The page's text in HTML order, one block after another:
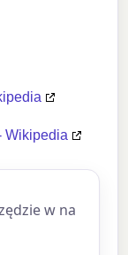
Wikipedia
w na